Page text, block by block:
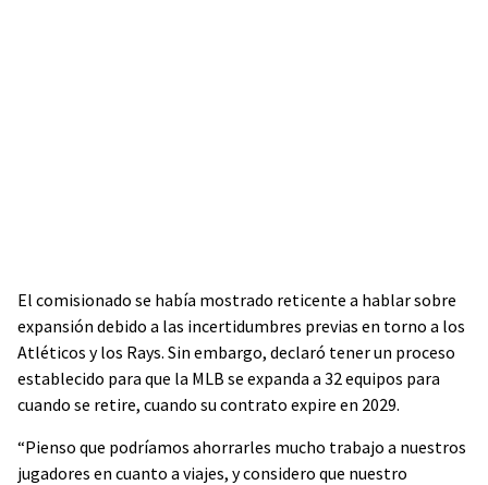
El comisionado se había mostrado reticente a hablar sobre
expansión debido a las incertidumbres previas en torno a los
Atléticos y los Rays. Sin embargo, declaró tener un proceso
establecido para que la MLB se expanda a 32 equipos para
cuando se retire, cuando su contrato expire en 2029.
“Pienso que podríamos ahorrarles mucho trabajo a nuestros
jugadores en cuanto a viajes, y considero que nuestro